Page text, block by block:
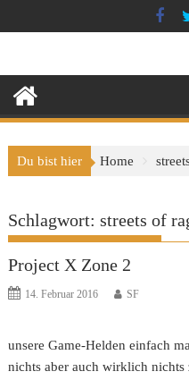
to
Du bist hier Home
Schlagwort:streets of
Project X Zone 2
14. Februar 2016 SF
unsere Game-Helden einfach
nichts aber auch wirklich nichts